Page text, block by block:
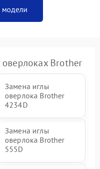
модели
Brother
Замена иглы
оверлока Brother
4234D
Замена иглы
оверлока Brother
555D